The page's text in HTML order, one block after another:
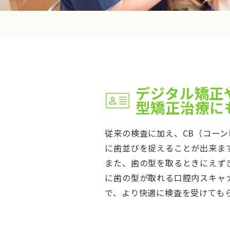
デジタル矯
型矯正治療に
従来の検査に加え、CB（コー
に歯並びを捉えることが出来ま
また、歯の型を取るときにえ
に歯の型が取れる口腔内スキ
で、より快適に検査を受けても